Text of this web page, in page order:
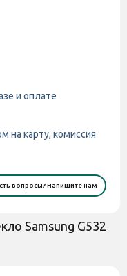
и оплате
на карту, комиссия
вопросы? Напишите нам
Samsung G532